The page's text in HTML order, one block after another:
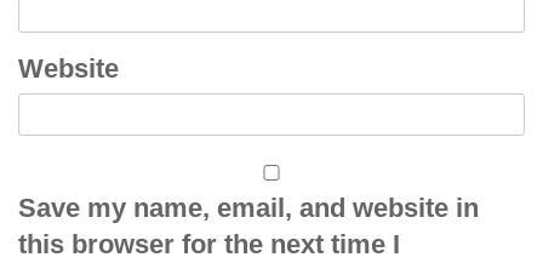
Website
Save my name, email, and website in
this browser for the next time I